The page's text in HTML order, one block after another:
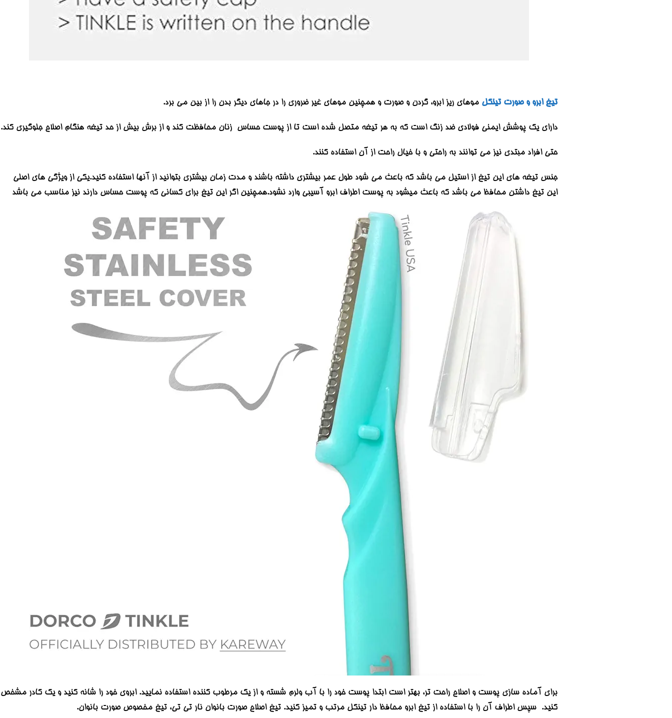
تیغ ابرو و صورت تینکل موهای ریز ابرو، گردن و صورت و همچنین موهای غیر ضروری را در جاهای دیگر بدن را از بین می برد.
دارای یک پوشش ایمنی فولادی ضد زنگ است که به هر تیغه متصل شده است تا از پوست حساس زنان محافظت کند و از برش بیش از حد تیغه هنگام اصلاح جلوگیری کند.
حتی افراد مبتدی نیز می توانند به راحتی و با خیال راحت از آن استفاده کنند.
جنس تیغه های این تیغ از استیل می باشد که باعث می شود طول عمر بیشتری داشته باشند و مدت زمان بیشتری بتوانید از آنها استفاده کنید.یکی از ویژگی های اصلی
این تیغ داشتن محافظ می باشد که باعث میشود به پوست اطراف ابرو آسیبی وارد نشود.همچنین اگر این تیغ برای کسانی که پوست حساس دارند نیز مناسب می باشد
برای آماده سازی پوست و اصلاح راحت تر، بهتر است ابتدا پوست خود را با آب ولرم شسته و از یک مرطوب کننده استفاده نمایید. ابروی خود را شانه کنید و یک کادر مشخص
کنید. سپس اطراف آن را با استفاده از تیغ ابرو محافظ دار تینکل مرتب و تمیز کنید. تیغ اصلاح صورت بانوان نار تی تی، تیغ مخصوص صورت بانوان.